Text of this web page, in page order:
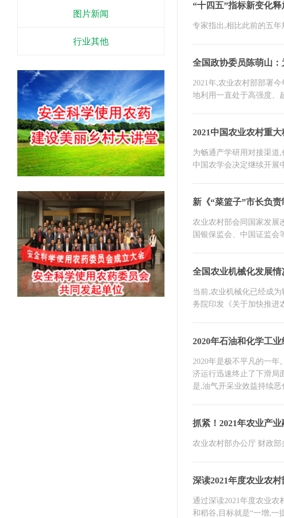
图片新闻
行业其他
“十四五”指标新变化
专家指出,相比此前的五年
全国政协委员陈萌山
2021年,农业农村部部署
地利用一直处于高强度、
2021中国农业农村重
为畅通产学研用对接渠道
中国农学会决定继续开展
新《“菜篮子”市长负
农业农村部会同国家发展
国银保监会、中国证监会
全国农业机械化发展情
当前,农业机械化已经成
务院印发《关于加快推进
2020年石油和化学工
2020年是极不平凡的一
济运行迅速终止了下滑局
是,油气开采业效益持续恶
抓紧！2021年农业产
农业农村部办公厅 财政
深读2021年度农业农
通过深读2021年度农业
和稻谷,目标就是“一增,一